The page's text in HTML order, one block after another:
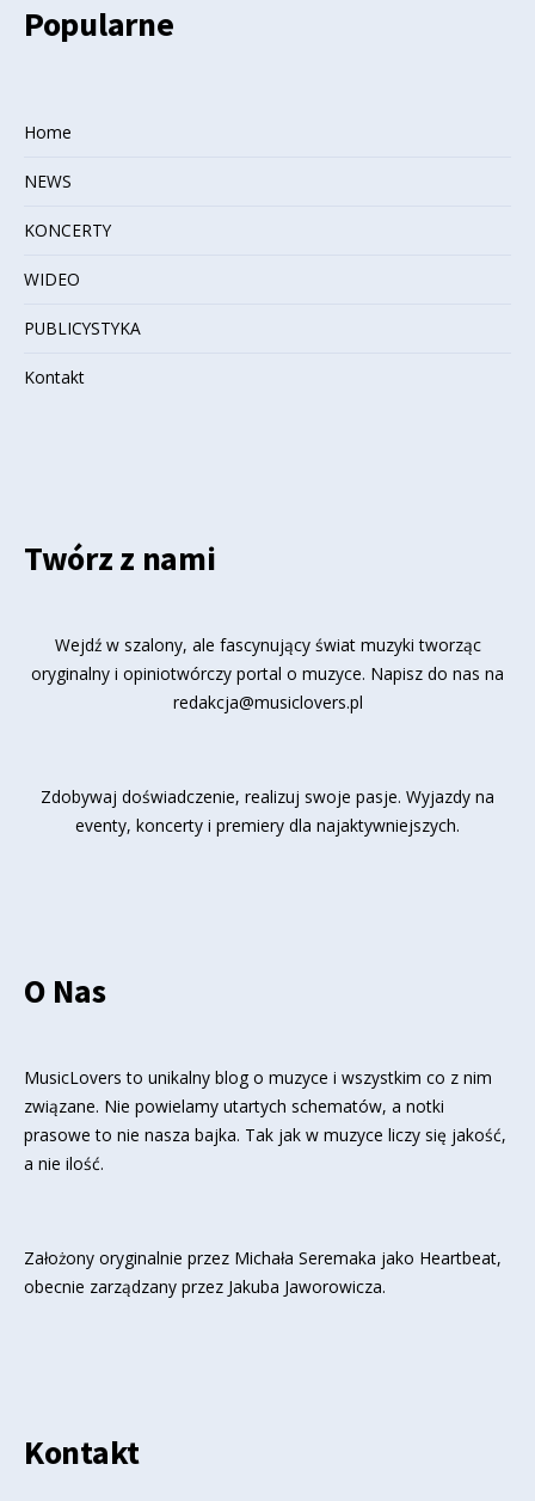
Popularne
Home
NEWS
KONCERTY
WIDEO
PUBLICYSTYKA
Kontakt
Twórz z nami
Wejdź w szalony, ale fascynujący świat muzyki tworząc
oryginalny i opiniotwórczy portal o muzyce. Napisz do nas na
redakcja@musiclovers.pl
Zdobywaj doświadczenie, realizuj swoje pasje. Wyjazdy na
eventy, koncerty i premiery dla najaktywniejszych.
O Nas
MusicLovers to unikalny blog o muzyce i wszystkim co z nim
związane. Nie powielamy utartych schematów, a notki
prasowe to nie nasza bajka. Tak jak w muzyce liczy się jakość,
a nie ilość.
Założony oryginalnie przez Michała Seremaka jako Heartbeat,
obecnie zarządzany przez Jakuba Jaworowicza.
Kontakt